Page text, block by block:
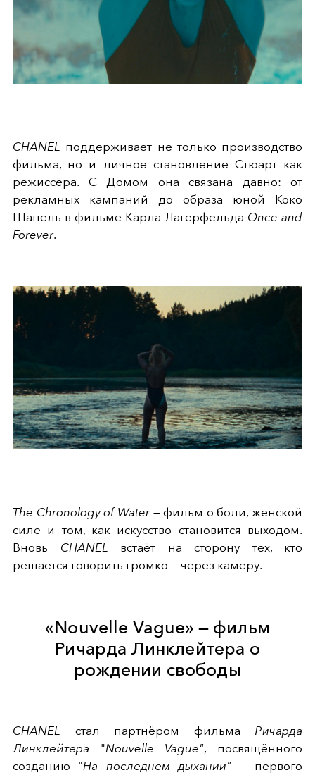
CHANEL
поддерживает не только производство
фильма, но и личное становление Стюарт как
режиссёра. С Домом она связана давно: от
рекламных кампаний до образа юной Коко
Шанель в фильме Карла Лагерфельда Once and
Forever.
The Chronology of Water— фильм о боли, женской
силе и том, как искусство становится выходом.
Вновь CHANEL
встаёт на сторону тех, кто
решается говорить громко — через камеру.
«Nouvelle Vague» — фильм
Ричарда Линклейтера о
рождении свободы
CHANEL стал партнёром фильма Ричарда
Линклейтера "Nouvelle Vague", посвящённого
созданию "На последнем дыхании" — первого